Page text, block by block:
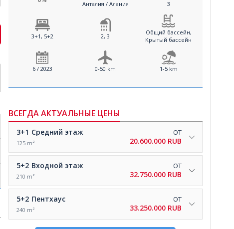
Анталия / Алания 3
3+1, 5+2 2, 3
Общий бассейн,
Крытый бассейн
6 / 2023 0-50 km 1-5 km
ВСЕГДА АКТУАЛЬНЫЕ ЦЕНЫ
3+1 Средний этаж
125 m²
ОТ
20.600.000 RUB
5+2 Входной этаж
210 m²
ОТ
32.750.000 RUB
5+2 Пентхаус
240 m²
ОТ
33.250.000 RUB